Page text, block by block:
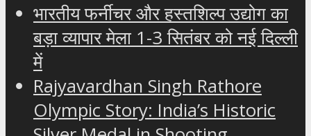
भारतीय फर्नीचर और हस्तशिल्प उद्योग का
बड़ा व्यापार मेला 1-3 सितंबर को नई दिल्ली
में
Rajyavardhan Singh Rathore
Olympic Story: India’s Historic